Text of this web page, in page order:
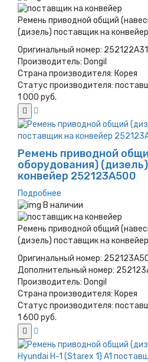
Ремень приводной общий
(дизель) поставщик на
Оригинальный номер:
Производитель: Dongil
Страна производителя: Корея
Статус производителя:
1 000 руб.
Ремень приводной
оборудования)
конвейер 252123A500
Подробнее
В наличии
Ремень приводной общий
(дизель) поставщик на
Оригинальный номер:
Дополнительный номер:
Производитель: Dongil
Страна производителя: Корея
Статус производителя:
1 600 руб.